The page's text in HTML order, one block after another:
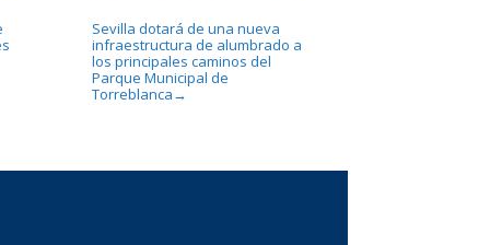
Sevilla dotará de una nueva
infraestructura de alumbrado a
los principales caminos del
Parque Municipal de
Torreblanca →